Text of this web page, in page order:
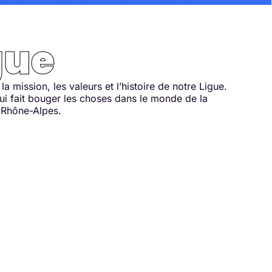
mission, les valeurs et l’histoire de notre Ligue.
fait bouger les choses dans le monde de la
Alpes.